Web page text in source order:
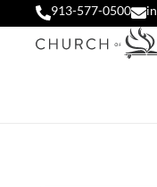
913-577-0500